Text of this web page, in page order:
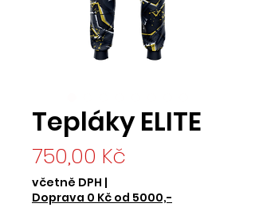
Tepláky ELITE
750,00 Kč
včetně DPH |
Doprava 0 Kč od 5000,-